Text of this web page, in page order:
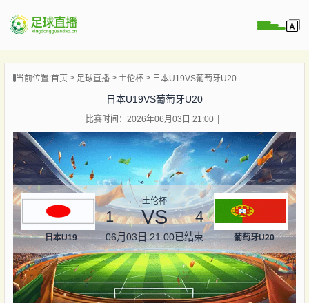
播
闻
当前位置:首页 足球直播 土伦杯 日本U19VS葡萄牙U20
日本U19VS葡萄牙U20
比赛时间：2026年06月03日 21:00
日本U19
土伦杯
1 VS 4
06月03日 21:00已结束 葡萄牙U20